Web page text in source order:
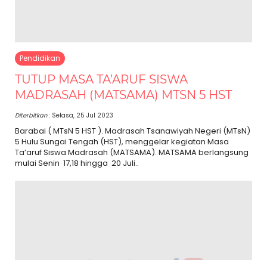
Pendidikan
TUTUP MASA TA’ARUF SISWA
MADRASAH (MATSAMA) MTSN 5 HST
Diterbitkan: Selasa, 25 Jul 2023
Barabai ( MTsN 5 HST ). Madrasah Tsanawiyah Negeri (MTsN)
5 Hulu Sungai Tengah (HST), menggelar kegiatan Masa
Ta’aruf Siswa Madrasah (MATSAMA). MATSAMA berlangsung
mulai Senin 17,18 hingga 20 Juli..